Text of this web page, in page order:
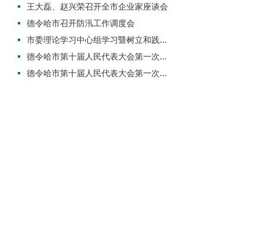
王大磊、赵兴荣召开全市企业家座谈会
德令哈市召开防汛工作调度会
市委理论学习中心组学习暨树立和践...
德令哈市第十届人民代表大会第一次...
德令哈市第十届人民代表大会第一次...